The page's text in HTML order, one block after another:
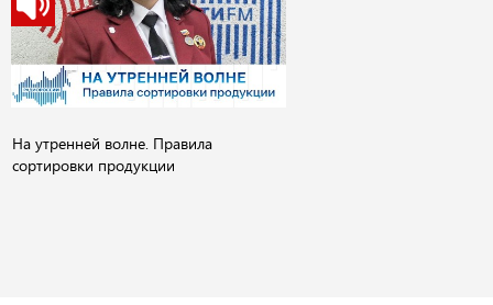
На утренней волне. Правила
сортировки продукции